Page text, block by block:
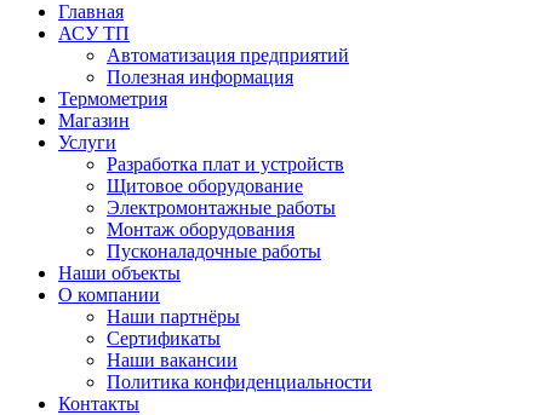
Главная
АСУ ТП
Автоматизация предприятий
Полезная информация
Термометрия
Магазин
Услуги
Разработка плат и устройств
Щитовое оборудование
Электромонтажные работы
Монтаж оборудования
Пусконаладочные работы
Наши объекты
О компании
Наши партнёры
Сертификаты
Наши вакансии
Политика конфиденциальности
Контакты